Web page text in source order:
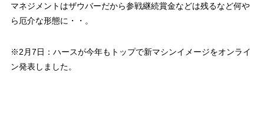
マネジメントはザウバーだから参戦継続賞金などは残るなど何や
ら厄介な形態に・・。
※2月7日：ハースが今年もトップで新マシンイメージをオンライ
ン発表しました。